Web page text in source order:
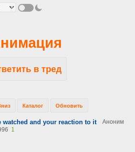
в тред
Каталог Обновить
watched and your reaction to it
Аноним
1